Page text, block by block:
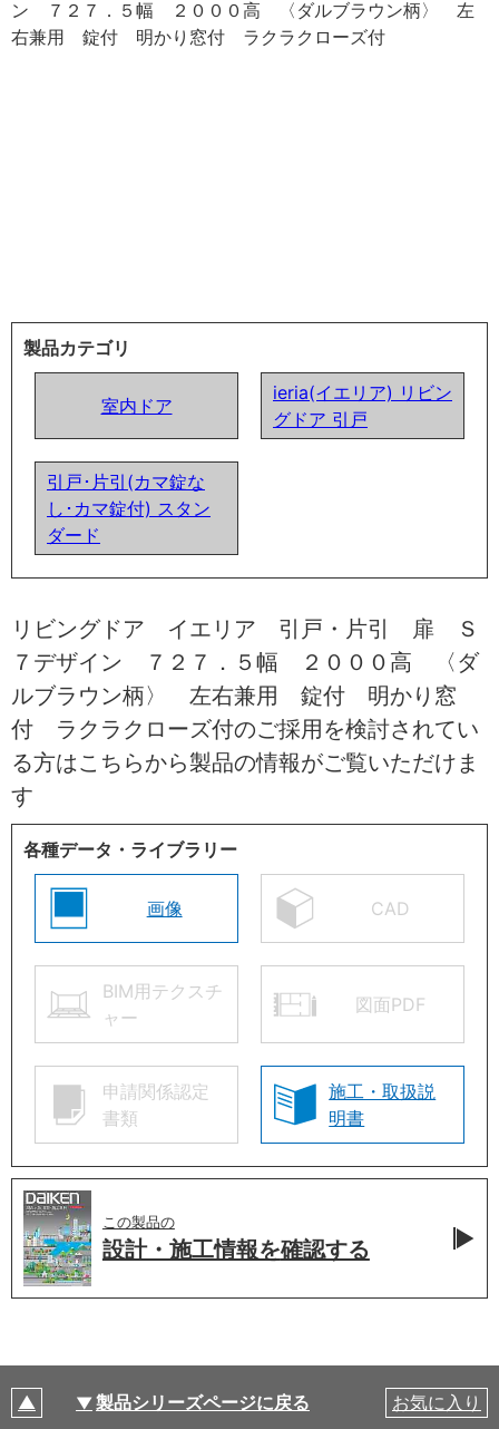
製品カテゴリ
室内ドア
ieria(イエリア) リビン
グドア 引戸
引戸･片引(カマ錠な
し･カマ錠付) スタン
ダード
リビングドア イエリア 引戸・片引 扉 Ｓ
７デザイン ７２７．５幅 ２０００高 〈ダ
ルブラウン柄〉 左右兼用 錠付 明かり窓
付 ラクラクローズ付のご採用を検討されてい
る方はこちらから製品の情報がご覧いただけま
す
各種データ・ライブラリー
画像 CAD
BIM用テクスチ
ャー
図面PDF
申請関係認定
書類
施工・取扱説
明書
この製品の
設計・施工情報を確認する
製品シリーズページに戻る お気に入り